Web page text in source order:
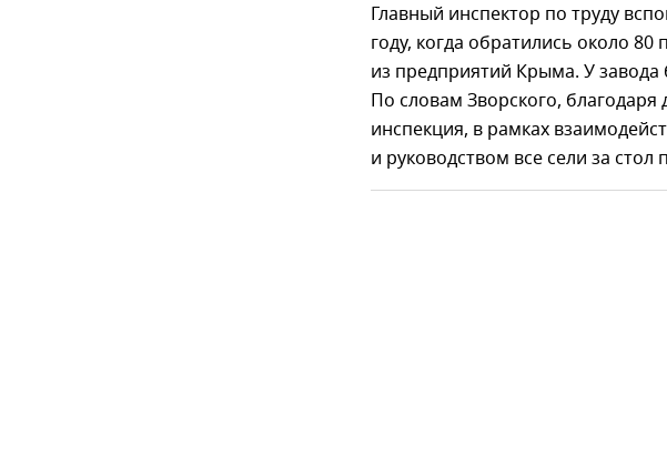
Главный инспектор по труду
году, когда обратились около
из предприятий Крыма. У
По словам Зворского,
инспекция, в рамках
и руководством все сели за стол